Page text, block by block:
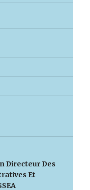
Directeur Des
Et